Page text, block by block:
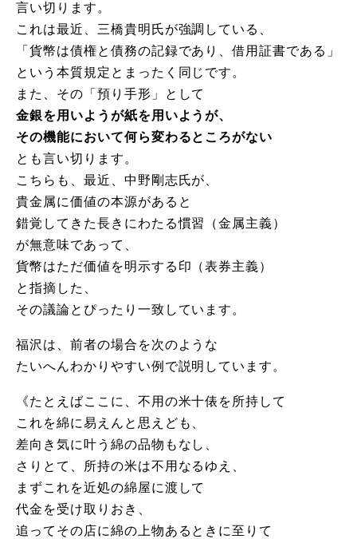
言い切ります。
これは最近、三橋貴明氏が強調している、
「貨幣は債権と債務の記録であり、借用証書である」
という本質規定とまったく同じです。
また、その「預り手形」として
金銀を用いようが紙を用いようが、
その機能において何ら変わるところがない
とも言い切ります。
こちらも、最近、中野剛志氏が、
貴金属に価値の本源があると
錯覚してきた長きにわたる慣習（金属主義）
が無意味であって、
貨幣はただ価値を明示する印（表券主義）
と指摘した、
その議論とぴったり一致しています。
福沢は、前者の場合を次のような
たいへんわかりやすい例で説明しています。
《たとえばここに、不用の米十俵を所持して
これを綿に易えんと思えども、
差向き気に叶う綿の品物もなし、
さりとて、所持の米は不用なるゆえ、
まずこれを近処の綿屋に渡して
代金を受け取りおき、
追ってその店に綿の上物あるときに至りて